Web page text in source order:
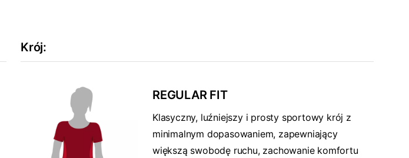
Krój:
REGULAR FIT
Klasyczny, luźniejszy i prosty sportowy krój z
minimalnym dopasowaniem, zapewniający
większą swobodę ruchu, zachowanie komfortu